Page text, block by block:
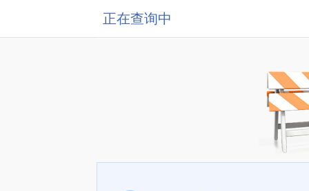
正在查询中